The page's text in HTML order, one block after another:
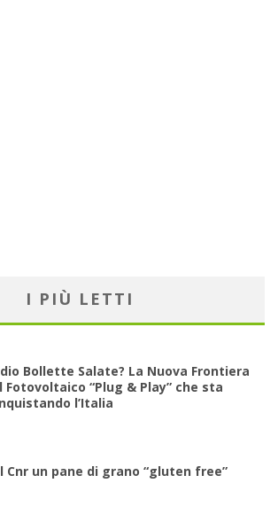
I PIÙ LETTI
Bollette Salate? La Nuova Frontiera
Fotovoltaico “Plug & Play” che sta
l’Italia
Cnr un pane di grano “gluten free”